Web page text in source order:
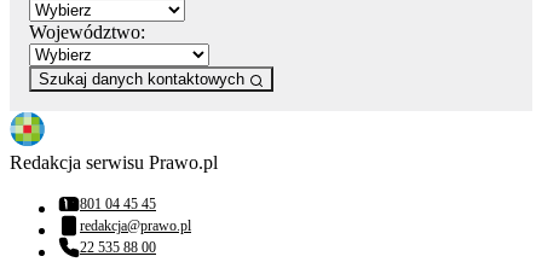
Województwo:
Szukaj danych kontaktowych
Redakcja serwisu Prawo.pl
Numer telefonu:
801 04 45 45
Adres email:
redakcja@prawo.pl
Numer telefonu:
22 535 88 00